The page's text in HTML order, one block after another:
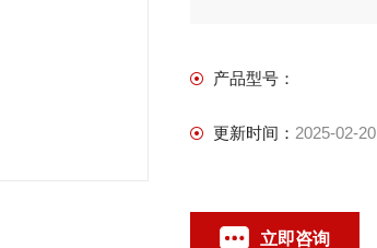
产品型号：
更新时间： 2025-02-20
立即咨询